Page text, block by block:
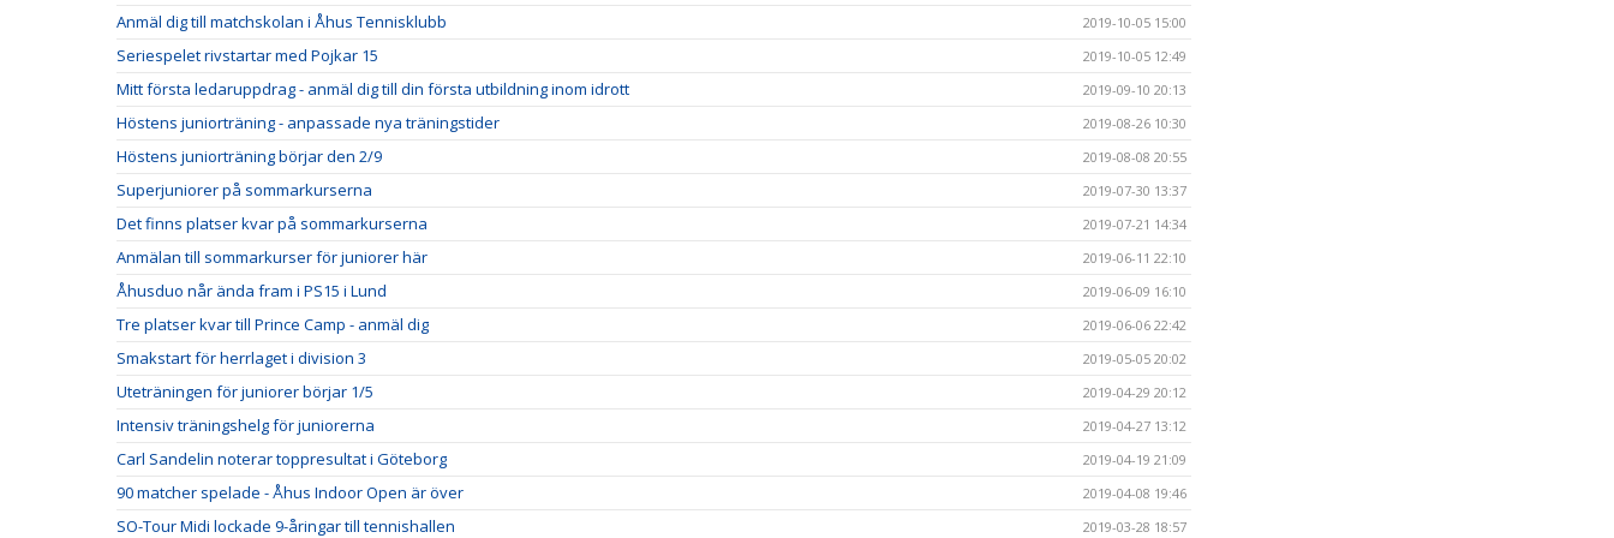
Anmäl dig till matchskolan i Åhus Tennisklubb 2019-10-05 15:00
Seriespelet rivstartar med Pojkar 15 2019-10-05 12:49
Mitt första ledaruppdrag - anmäl dig till din första utbildning inom idrott 2019-09-10 20:13
Höstens juniorträning - anpassade nya träningstider 2019-08-26 10:30
Höstens juniorträning börjar den 2/9 2019-08-08 20:55
Superjuniorer på sommarkurserna 2019-07-30 13:37
Det finns platser kvar på sommarkurserna 2019-07-21 14:34
Anmälan till sommarkurser för juniorer här 2019-06-11 22:10
Åhusduo når ända fram i PS15 i Lund 2019-06-09 16:10
Tre platser kvar till Prince Camp - anmäl dig 2019-06-06 22:42
Smakstart för herrlaget i division 3 2019-05-05 20:02
Uteträningen för juniorer börjar 1/5 2019-04-29 20:12
Intensiv träningshelg för juniorerna 2019-04-27 13:12
Carl Sandelin noterar toppresultat i Göteborg 2019-04-19 21:09
90 matcher spelade - Åhus Indoor Open är över 2019-04-08 19:46
SO-Tour Midi lockade 9-åringar till tennishallen 2019-03-28 18:57